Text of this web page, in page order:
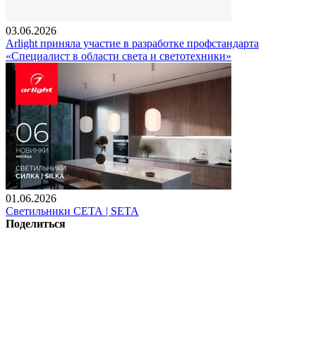
03.06.2026
Arlight приняла участие в разработке профстандарта
«Специалист в области света и светотехники»
01.06.2026
Светильники СЕТА | SETA
Поделиться